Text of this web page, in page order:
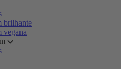
brilhante
vegana